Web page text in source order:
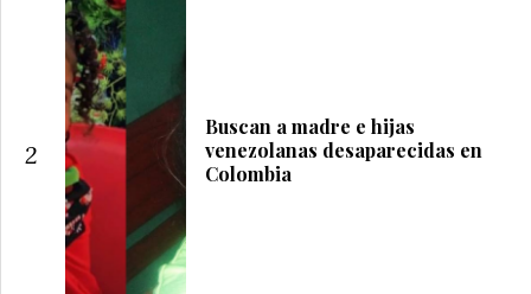
2
Buscan a madre e hijas
venezolanas desaparecidas en
Colombia